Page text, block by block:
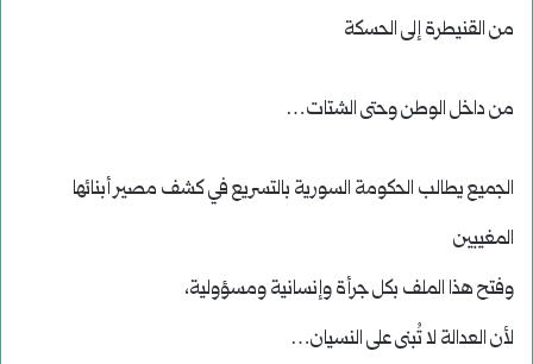
من القنيطرة إلى الحسكة
من داخل الوطن وحتى الشتات…
الجميع يطالب الحكومة السورية بالتسريع في كشف مصير أبنائها
المغيبين
وفتح هذا الملف بكل جرأة وإنسانية ومسؤولية،
لأن العدالة لا تُبنى على النسيان…